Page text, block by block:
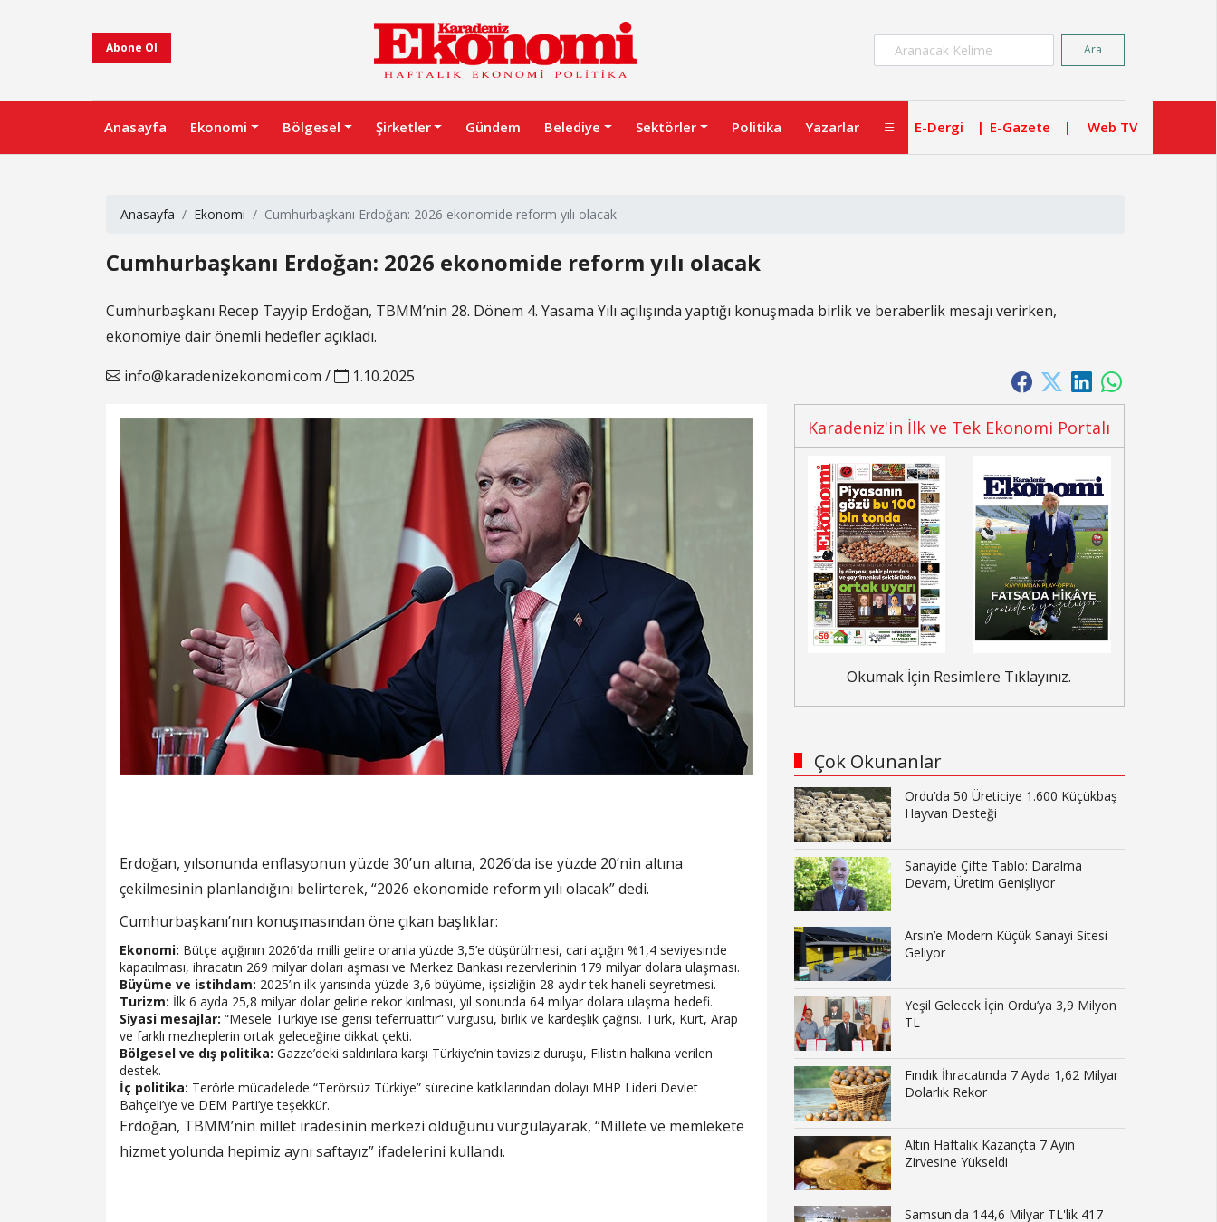
Abone Ol Ara
Anasayfa Ekonomi Bölgesel Şirketler Gündem Belediye Sektörler Politika Yazarlar E-Dergi E-Gazete Web TV
Anasayfa Ekonomi Cumhurbaşkanı Erdoğan: 2026 ekonomide reform yılı olacak
Cumhurbaşkanı Erdoğan: 2026 ekonomide reform yılı olacak
Cumhurbaşkanı Recep Tayyip Erdoğan, TBMM’nin 28. Dönem 4. Yasama Yılı açılışında yaptığı konuşmada birlik ve beraberlik mesajı verirken,
ekonomiye dair önemli hedefler açıkladı.
info@karadenizekonomi.com / 1.10.2025
Erdoğan, yılsonunda enflasyonun yüzde 30’un altına, 2026’da ise yüzde 20’nin altına
çekilmesinin planlandığını belirterek, “2026 ekonomide reform yılı olacak” dedi.
Cumhurbaşkanı’nın konuşmasından öne çıkan başlıklar:
Ekonomi: Bütçe açığının 2026’da milli gelire oranla yüzde 3,5’e düşürülmesi, cari açığın %1,4 seviyesinde
kapatılması, ihracatın 269 milyar doları aşması ve Merkez Bankası rezervlerinin 179 milyar dolara ulaşması.
Büyüme ve istihdam: 2025’in ilk yarısında yüzde 3,6 büyüme, işsizliğin 28 aydır tek haneli seyretmesi.
Turizm: İlk 6 ayda 25,8 milyar dolar gelirle rekor kırılması, yıl sonunda 64 milyar dolara ulaşma hedefi.
Siyasi mesajlar: “Mesele Türkiye ise gerisi teferruattır” vurgusu, birlik ve kardeşlik çağrısı. Türk, Kürt, Arap
ve farklı mezheplerin ortak geleceğine dikkat çekti.
Bölgesel ve dış politika: Gazze’deki saldırılara karşı Türkiye’nin tavizsiz duruşu, Filistin halkına verilen
destek.
İç politika: Terörle mücadelede “Terörsüz Türkiye” sürecine katkılarından dolayı MHP Lideri Devlet
Bahçeli’ye ve DEM Parti’ye teşekkür.
Erdoğan, TBMM’nin millet iradesinin merkezi olduğunu vurgulayarak, “Millete ve memlekete
hizmet yolunda hepimiz aynı saftayız” ifadelerini kullandı.
Karadeniz'in İlk ve Tek Ekonomi Portalı
Okumak İçin Resimlere Tıklayınız.
Çok Okunanlar
Ordu’da 50 Üreticiye 1.600 Küçükbaş
Hayvan Desteği
Sanayide Çifte Tablo: Daralma
Devam, Üretim Genişliyor
Arsin’e Modern Küçük Sanayi Sitesi
Geliyor
Yeşil Gelecek İçin Ordu’ya 3,9 Milyon
TL
Fındık İhracatında 7 Ayda 1,62 Milyar
Dolarlık Rekor
Altın Haftalık Kazançta 7 Ayın
Zirvesine Yükseldi
Samsun'da 144,6 Milyar TL'lik 417